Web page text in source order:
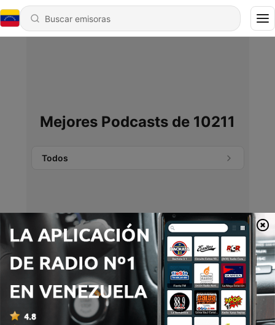
Mejores Podcasts de 10211
Todos
No se encontraron podcasts.